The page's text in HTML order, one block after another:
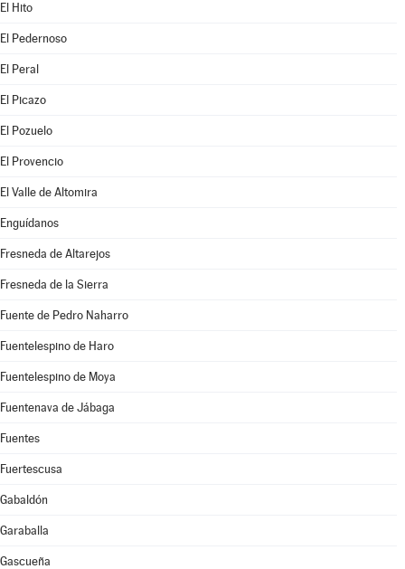
El Hito
El Pedernoso
El Peral
El Picazo
El Pozuelo
El Provencio
El Valle de Altomira
Enguídanos
Fresneda de Altarejos
Fresneda de la Sierra
Fuente de Pedro Naharro
Fuentelespino de Haro
Fuentelespino de Moya
Fuentenava de Jábaga
Fuentes
Fuertescusa
Gabaldón
Garaballa
Gascueña